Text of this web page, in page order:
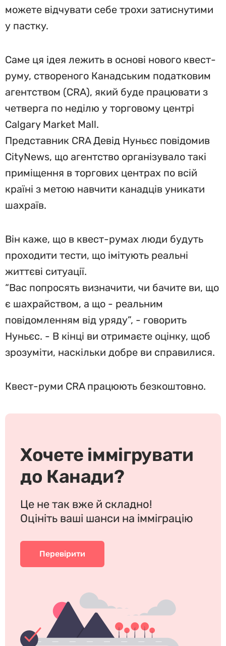
можете відчувати себе трохи затиснутими
у пастку.
Саме ця ідея лежить в основі нового квест-
руму, створеного Канадським податковим
агентством (CRA), який буде працювати з
четверга по неділю у торговому центрі
Calgary Market Mall.
Представник CRA Девід Нуньєс повідомив
CityNews, що агентство організувало такі
приміщення в торгових центрах по всій
країні з метою навчити канадців уникати
шахраїв.
Він каже, що в квест-румах люди будуть
проходити тести, що імітують реальні
життєві ситуації.
“Вас попросять визначити, чи бачите ви, що
є шахрайством, а що - реальним
повідомленням від уряду”, - говорить
Нуньєс. - В кінці ви отримаєте оцінку, щоб
зрозуміти, наскільки добре ви справилися.
Квест-руми CRA працюють безкоштовно.
Хочете іммігрувати
до Канади?
Це не так вже й складно!
Оцініть ваші шанси на імміграцію
Перевірити